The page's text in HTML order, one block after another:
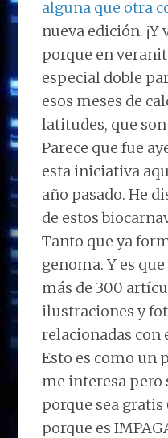
alguna que otra
nueva edición. ¡Y
porque en
especial doble
esos meses de
latitudes, que
Parece que fue
esta iniciativa
año pasado. He
de estos
Tanto que ya
genoma. Y es
más de 300
ilustraciones y
relacionadas con
Esto es como un
me interesa pero
porque sea gratis
porque es